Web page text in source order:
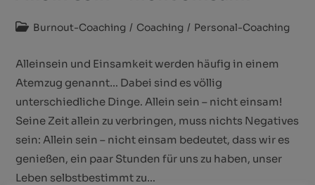
Burnout-Coaching / Coaching / Personal-Coaching
Alleinsein und Einsamkeit werden häufig in einem
Atemzug genannt… Dabei sind es völlig
unterschiedliche Dinge. Allein sein – nicht einsam!
Seine Zeit allein zu verbringen, muss nichts Negatives
sein: Allein sein – nicht einsam bedeutet, dass wir es
genießen, ein paar Stunden für uns zu haben, unser
Leben selbstbestimmt zu…